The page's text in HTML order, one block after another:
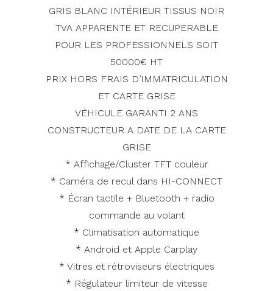
GRIS BLANC INTÉRIEUR TISSUS NOIR
TVA APPARENTE ET RECUPERABLE
POUR LES PROFESSIONNELS SOIT
50000€ HT
PRIX HORS FRAIS D’IMMATRICULATION
ET CARTE GRISE
VÉHICULE GARANTI 2 ANS
CONSTRUCTEUR A DATE DE LA CARTE
GRISE
* Affichage/Cluster TFT couleur
* Caméra de recul dans HI-CONNECT
* Écran tactile + Bluetooth + radio
commande au volant
* Climatisation automatique
* Android et Apple Carplay
* Vitres et rétroviseurs électriques
* Régulateur limiteur de vitesse